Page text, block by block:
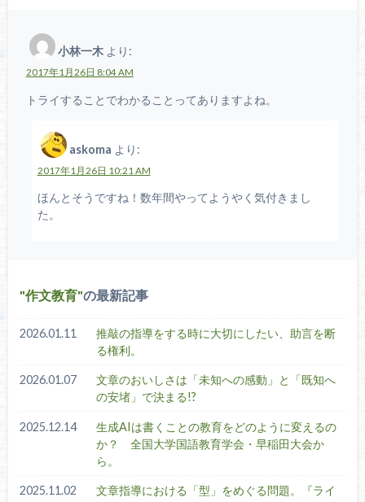
小林一木 より:
2017年1月26日 8:04 AM
トライすることでわかることってありますよね。
askoma より:
2017年1月26日 10:21 AM
ほんとそうですね！数年間やってようやく気付きまし
た。
作文教育 の最新記事
2026.01.11
推敲の指導をする時に大切にしたい、助言を断
る権利。
2026.01.07
文章のおいしさは「未知への感動」と「既知へ
の安堵」で決まる!?
2025.12.14
生成AIは書くことの教育をどのように変えるの
か？ 全国大学国語教育学会・早稲田大会か
ら。
2025.11.02
文章指導における「型」をめぐる問題。『ライ